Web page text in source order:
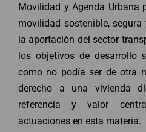
Movilidad y Agenda Urbana
movilidad sostenible,
la aportación del sector
los objetivos de desarrollo
como no podía ser de otra
derecho a una vivienda
referencia y valor
actuaciones en esta materia.